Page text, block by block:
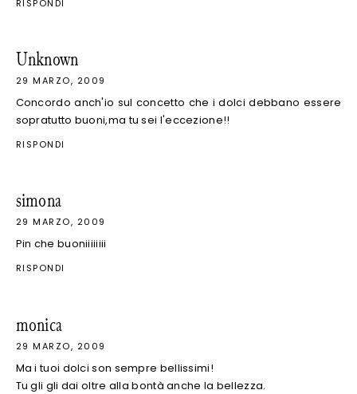
RISPONDI
Unknown
29 MARZO, 2009
Concordo anch'io sul concetto che i dolci debbano essere
sopratutto buoni,ma tu sei l'eccezione!!
RISPONDI
simona
29 MARZO, 2009
Pin che buoniiiiiiii
RISPONDI
monica
29 MARZO, 2009
Ma i tuoi dolci son sempre bellissimi!
Tu gli gli dai oltre alla bontà anche la bellezza.